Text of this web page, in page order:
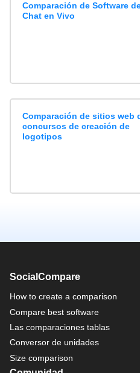
Comparación de Software
Chat en Vivo
Comparación de sitios web
concursos de creación de
logotipos
SocialCompare
How to create a comparison
Compare best software
Las comparaciones tablas
Conversor de unidades
Size comparison